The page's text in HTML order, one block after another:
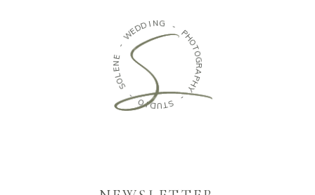
-
WEDD IN G
-
P
H
O
T
O
G
R
A
P
H
Y
-
S
T
U
D
I
O
-
S
O
L
E
N
E